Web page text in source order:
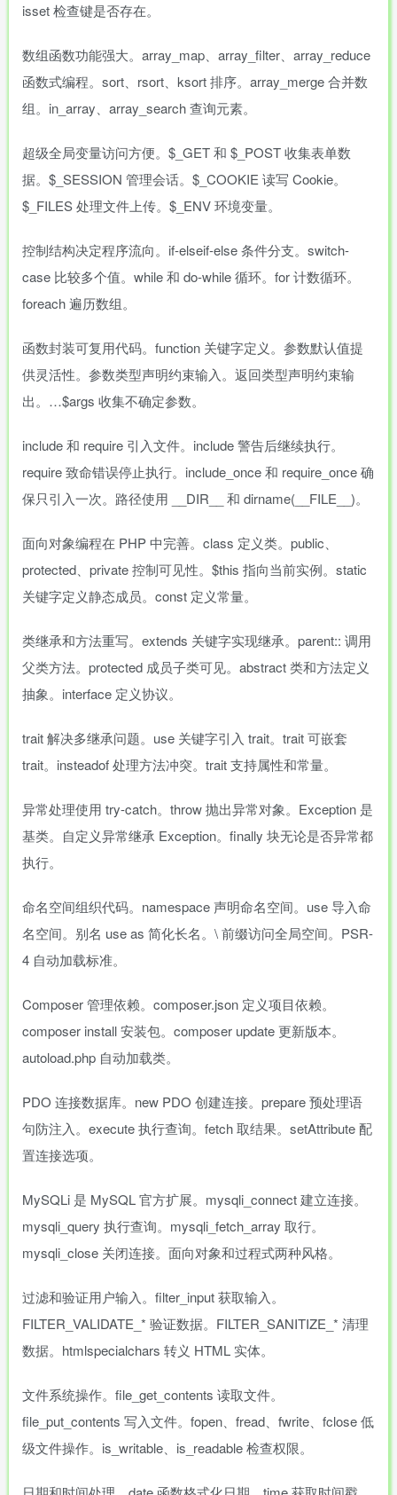
isset 检查键是否存在。
数组函数功能强大。array_map、array_filter、array_reduce
函数式编程。sort、rsort、ksort 排序。array_merge 合并数
组。in_array、array_search 查询元素。
超级全局变量访问方便。$_GET 和 $_POST 收集表单数
据。$_SESSION 管理会话。$_COOKIE 读写 Cookie。
$_FILES 处理文件上传。$_ENV 环境变量。
控制结构决定程序流向。if-elseif-else 条件分支。switch-
case 比较多个值。while 和 do-while 循环。for 计数循环。
foreach 遍历数组。
函数封装可复用代码。function 关键字定义。参数默认值提
供灵活性。参数类型声明约束输入。返回类型声明约束输
出。…$args 收集不确定参数。
include 和 require 引入文件。include 警告后继续执行。
require 致命错误停止执行。include_once 和 require_once 确
保只引入一次。路径使用 __DIR__ 和 dirname(__FILE__)。
面向对象编程在 PHP 中完善。class 定义类。public、
protected、private 控制可见性。$this 指向当前实例。static
关键字定义静态成员。const 定义常量。
类继承和方法重写。extends 关键字实现继承。parent:: 调用
父类方法。protected 成员子类可见。abstract 类和方法定义
抽象。interface 定义协议。
trait 解决多继承问题。use 关键字引入 trait。trait 可嵌套
trait。insteadof 处理方法冲突。trait 支持属性和常量。
异常处理使用 try-catch。throw 抛出异常对象。Exception 是
基类。自定义异常继承 Exception。finally 块无论是否异常都
执行。
命名空间组织代码。namespace 声明命名空间。use 导入命
名空间。别名 use as 简化长名。\ 前缀访问全局空间。PSR-
4 自动加载标准。
Composer 管理依赖。composer.json 定义项目依赖。
composer install 安装包。composer update 更新版本。
autoload.php 自动加载类。
PDO 连接数据库。new PDO 创建连接。prepare 预处理语
句防注入。execute 执行查询。fetch 取结果。setAttribute 配
置连接选项。
MySQLi 是 MySQL 官方扩展。mysqli_connect 建立连接。
mysqli_query 执行查询。mysqli_fetch_array 取行。
mysqli_close 关闭连接。面向对象和过程式两种风格。
过滤和验证用户输入。filter_input 获取输入。
FILTER_VALIDATE_* 验证数据。FILTER_SANITIZE_* 清理
数据。htmlspecialchars 转义 HTML 实体。
文件系统操作。file_get_contents 读取文件。
file_put_contents 写入文件。fopen、fread、fwrite、fclose 低
级文件操作。is_writable、is_readable 检查权限。